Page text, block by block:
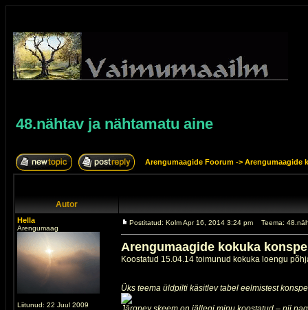
48.nähtav ja nähtamatu aine
Arengumaagide Foorum -> Arengumaagide
Autor
Hella
Arengumaag
Liitunud: 22 Juul 2009
Postitatud: Kolm Apr 16, 2014 3:24 pm Teema:
Arengumaagide kokuka
Koostatud 15.04.14 toimunud kokuka loengu
Üks teema üldpilti käsitlev tabel eelmistest